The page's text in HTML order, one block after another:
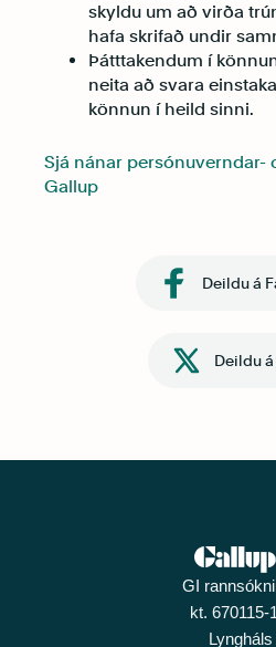
skyldu um að virða
hafa skrifað undir
Þátttakendum í
neita að svara
könnun í heild sinni.
Sjá nánar persónuverndar-
Gallup
Deildu á
Deildu
GI
kt. 670115-
Lyngháls